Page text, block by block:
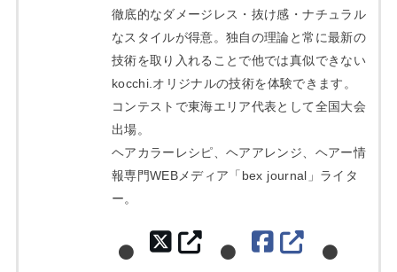
徹底的なダメージレス・抜け感・ナチュラル
なスタイルが得意。独自の理論と常に最新の
技術を取り入れることで他では真似できない
kocchi.オリジナルの技術を体験できます。
コンテストで東海エリア代表として全国大会
出場。
ヘアカラーレシピ、ヘアアレンジ、ヘアー情
報専門WEBメディア「bex journal」ライタ
ー。